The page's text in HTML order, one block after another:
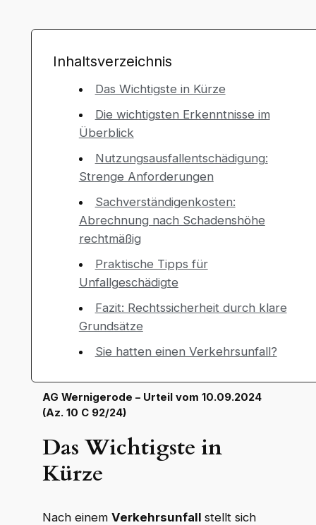
Inhaltsverzeichnis
Das Wichtigste in Kürze
Die wichtigsten Erkenntnisse im
Überblick
Nutzungsausfallentschädigung:
Strenge Anforderungen
Sachverständigenkosten:
Abrechnung nach Schadenshöhe
rechtmäßig
Praktische Tipps für
Unfallgeschädigte
Fazit: Rechtssicherheit durch klare
Grundsätze
Sie hatten einen Verkehrsunfall?
AG Wernigerode – Urteil vom 10.09.2024
(Az. 10 C 92/24)
Das Wichtigste in
Kürze
Nach einem Verkehrsunfall stellt sich